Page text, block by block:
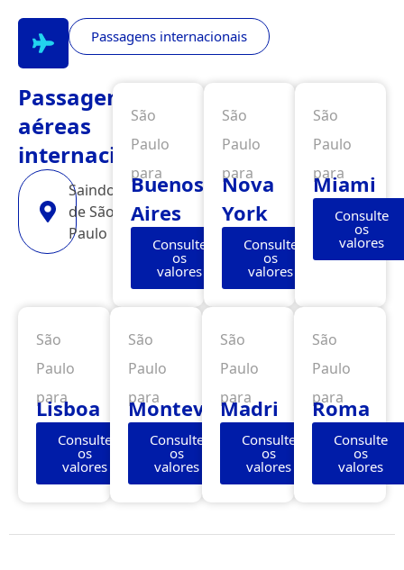
Passagens internacionais
Passagens
aéreas
internacionais
Saindo
de São
Paulo
São
Paulo
para
Buenos
Aires
Consulte
os
valores
São
Paulo
para
Nova
York
Consulte
os
valores
São
Paulo
para
Miami
Consulte
os
valores
São
Paulo
para
Lisboa
Consulte
os
valores
São
Paulo
para
Montevidéu
Consulte
os
valores
São
Paulo
para
Madri
Consulte
os
valores
São
Paulo
para
Roma
Consulte
os
valores